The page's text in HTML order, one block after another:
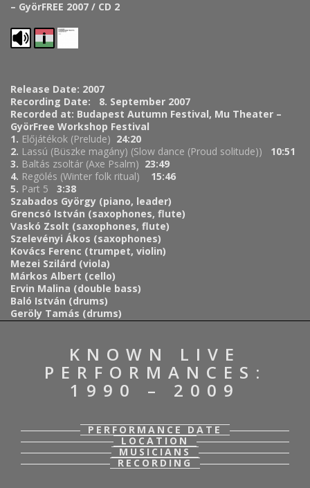
– GyörFREE 2007 / CD 2
Release Date: 2007
Recording Date: 8. September 2007
Recorded at: Budapest Autumn Festival, Mu Theater –
GyörFree Workshop Festival
1. Előjátékok (Prelude) 24:20
2. Lassú (Büszke magány) (Slow dance (Proud solitude))
10:51
3. Baltás zsoltár (Axe Psalm) 23:49
4. Regölés (Winter folk ritual) 15:46
5. Part 5 3:38
Szabados György (piano, leader)
Grencsó István (saxophones, flute)
Vaskó Zsolt (saxophones, flute)
Szelevényi Ákos (saxophones)
Kovács Ferenc (trumpet, violin)
Mezei Szilárd (viola)
Márkos Albert (cello)
Ervin Malina (double bass)
Baló István (drums)
Geröly Tamás (drums)
KNOWN LIVE
PERFORMANCES:
1990 – 2009
PERFORMANCE DATE
LOCATION
MUSICIANS
RECORDING